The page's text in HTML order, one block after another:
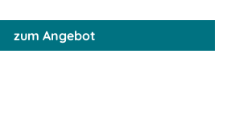
zum Angebot